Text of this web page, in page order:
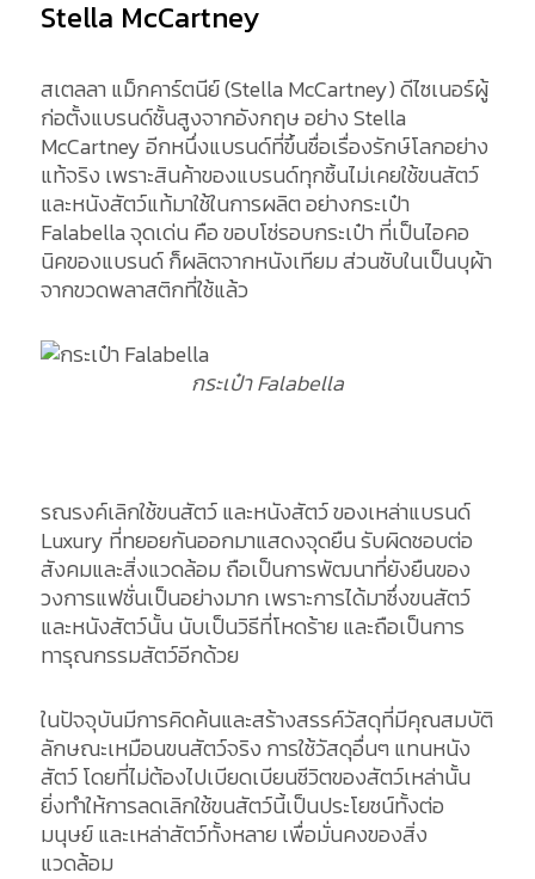
Stella McCartney
สเตลลา แม็กคาร์ตนีย์ (Stella McCartney) ดีไซเนอร์ผู้
ก่อตั้งแบรนด์ชั้นสูงจากอังกฤษ อย่าง Stella
McCartney อีกหนึ่งแบรนด์ที่ขึ้นชื่อเรื่องรักษ์โลกอย่าง
แท้จริง เพราะสินค้าของแบรนด์ทุกชิ้นไม่เคยใช้ขนสัตว์
และหนังสัตว์แท้มาใช้ในการผลิต อย่างกระเป๋า
Falabella จุดเด่น คือ ขอบโซ่รอบกระเป๋า ที่เป็นไอคอ
นิคของแบรนด์ ก็ผลิตจากหนังเทียม ส่วนซับในเป็นบุผ้า
จากขวดพลาสติกที่ใช้แล้ว
กระเป๋า Falabella
รณรงค์เลิกใช้ขนสัตว์ และหนังสัตว์ ของเหล่าแบรนด์
Luxury ที่ทยอยกันออกมาแสดงจุดยืน รับผิดชอบต่อ
สังคมและสิ่งแวดล้อม ถือเป็นการพัฒนาที่ยังยืนของ
วงการแฟชั่นเป็นอย่างมาก เพราะการได้มาซึ่งขนสัตว์
และหนังสัตว์นั้น นับเป็นวิธีที่โหดร้าย และถือเป็นการ
ทารุณกรรมสัตว์อีกด้วย
ในปัจจุบันมีการคิดค้นและสร้างสรรค์วัสดุที่มีคุณสมบัติ
ลักษณะเหมือนขนสัตว์จริง การใช้วัสดุอื่นๆ แทนหนัง
สัตว์ โดยที่ไม่ต้องไปเบียดเบียนชีวิตของสัตว์เหล่านั้น
ยิ่งทำให้การลดเลิกใช้ขนสัตว์นี้เป็นประโยชน์ทั้งต่อ
มนุษย์ และเหล่าสัตว์ทั้งหลาย เพื่อมั่นคงของสิ่ง
แวดล้อม